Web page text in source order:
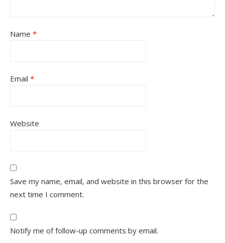
Name *
Email *
Website
Save my name, email, and website in this browser for the
next time I comment.
Notify me of follow-up comments by email.